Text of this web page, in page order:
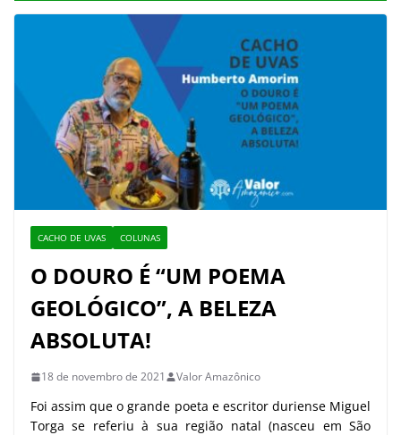
CACHO DE UVAS COLUNAS
O DOURO É “UM POEMA
GEOLÓGICO”, A BELEZA
ABSOLUTA!
18 de novembro de 2021 Valor Amazônico
Foi assim que o grande poeta e escritor duriense Miguel
Torga se referiu à sua região natal (nasceu em São